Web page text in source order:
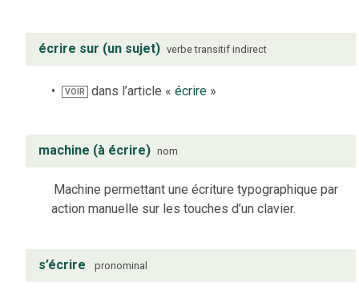
écrire sur (un sujet) verbe transitif indirect
VOIR dans l’article «écrire »
machine (à écrire) nom
Machine permettant une écriture typographique par
action manuelle sur les touches d’un clavier.
s’écrire pronominal